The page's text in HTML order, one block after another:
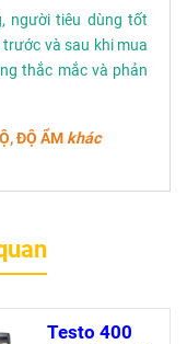
người tiêu dùng tốt
và sau khi mua
thắc mắc và phản
ĐỘ ẨM khác
Testo 400